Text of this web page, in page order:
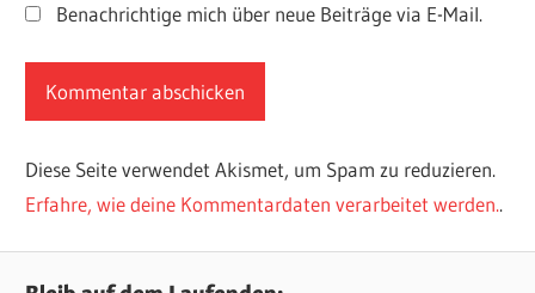
Benachrichtige mich über neue Beiträge via E-Mail.
Diese Seite verwendet Akismet, um Spam zu reduzieren.
Erfahre, wie deine Kommentardaten verarbeitet werden..